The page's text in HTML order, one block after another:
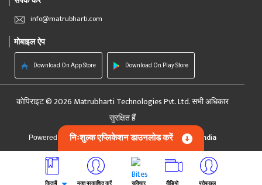
info@matrubharti.com
मोबाइल ऐप
Download On App Store Download On Play Store
कोपिराइट © 2026 Matrubharti Technologies Pvt. Ltd. सभी अधिकार
सुरक्षित हैं
Powered by : Custom Software Development Company India
निःशुल्क एप्लिकेशन डाउनलोड करें